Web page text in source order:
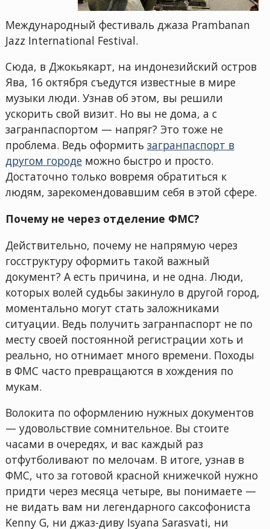
Международный фестиваль джаза Prambanan
Jazz International Festival.
Сюда, в Джокьякарт, на индонезийский остров
Ява, 16 октября съедутся известные в мире
музыки люди. Узнав об этом, вы решили
ускорить свой визит. Но вы не дома, а с
загранпаспортом — напряг? Это тоже не
проблема. Ведь оформить загранпаспорт в
другом городеможно быстро и просто.
Достаточно только вовремя обратиться к
людям, зарекомендовавшим себя в этой сфере.
Почему не через отделение ФМС?
Действительно, почему не напрямую через
госструктуру оформить такой важный
документ? А есть причина, и не одна. Люди,
которых волей судьбы закинуло в другой город,
моментально могут стать заложниками
ситуации. Ведь получить загранпаспорт не по
месту своей постоянной регистрации хоть и
реально, но отнимает много времени. Походы
в ФМС часто превращаются в хождения по
мукам.
Волокита по оформлению нужных документов
— удовольствие сомнительное. Вы стоите
часами в очередях, и вас каждый раз
отфутболивают по мелочам. В итоге, узнав в
ФМС, что за готовой красной книжечкой нужно
придти через месяца четыре, вы понимаете —
не видать вам ни легендарного саксофониста
Kenny G, ни джаз-диву Isyana Sarasvati, ни